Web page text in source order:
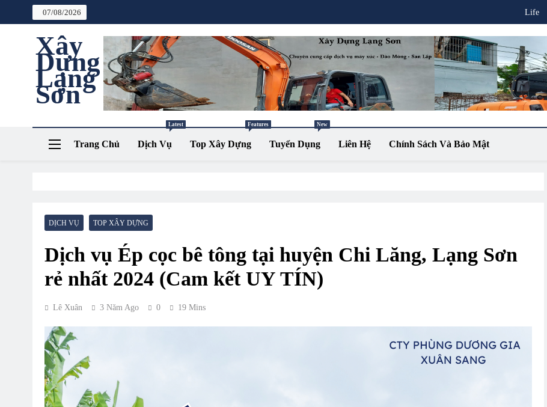
07/08/2026 Life
Xây
Dựng
Lạng
Sơn
Cung cấp sản phẩm-dịch vụ xây dựng
Trang Chủ Dịch Vụ
Latest
Top Xây Dựng
Features
Tuyển Dụng
New
Liên Hệ Chính Sách Và Bảo Mật
DỊCH VỤ TOP XÂY DỰNG
Dịch vụ Ép cọc bê tông tại huyện Chi Lăng, Lạng Sơn
rẻ nhất 2024 (Cam kết UY TÍN)
Lê Xuân 3 Năm Ago 0 19 Mins